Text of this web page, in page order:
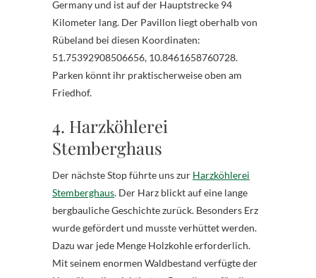
Germany und ist auf der Hauptstrecke 94
Kilometer lang. Der Pavillon liegt oberhalb von
Rübeland bei diesen Koordinaten:
51.75392908506656, 10.8461658760728.
Parken könnt ihr praktischerweise oben am
Friedhof.
4. Harzköhlerei
Stemberghaus
Der nächste Stop führte uns zur Harzköhlerei
Stemberghaus. Der Harz blickt auf eine lange
bergbauliche Geschichte zurück. Besonders Erz
wurde gefördert und musste verhüttet werden.
Dazu war jede Menge Holzkohle erforderlich.
Mit seinem enormen Waldbestand verfügte der